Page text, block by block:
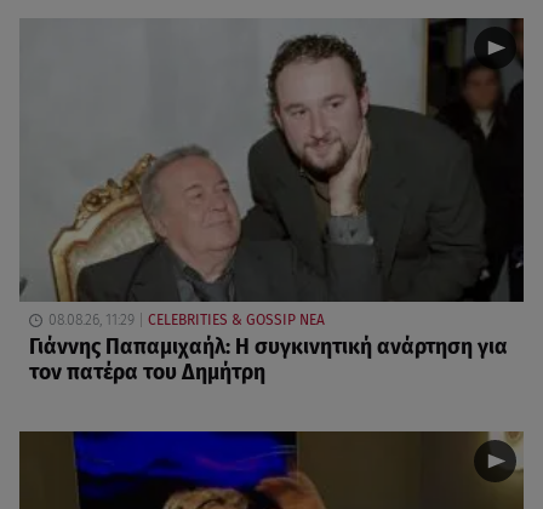
08.08.26, 11:29 CELEBRITIES & GOSSIP ΝΕΑ
Γιάννης Παπαμιχαήλ: Η συγκινητική ανάρτηση για
τον πατέρα του Δημήτρη